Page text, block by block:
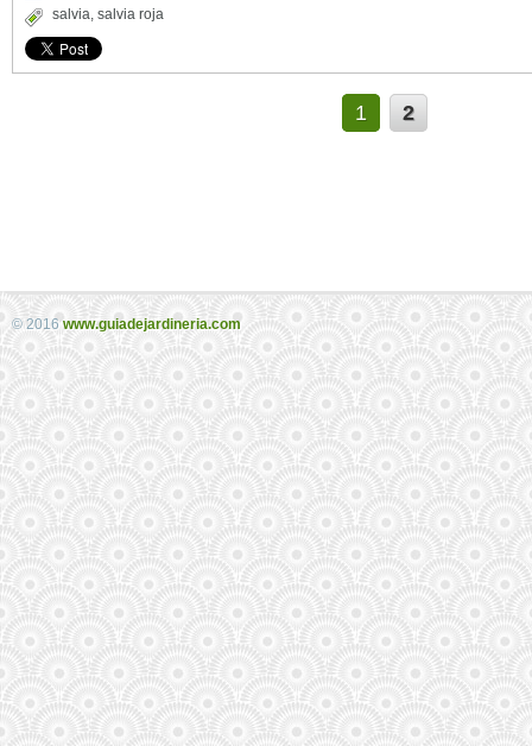
salvia, salvia roja
1 2
© 2016www.guiadejardineria.com